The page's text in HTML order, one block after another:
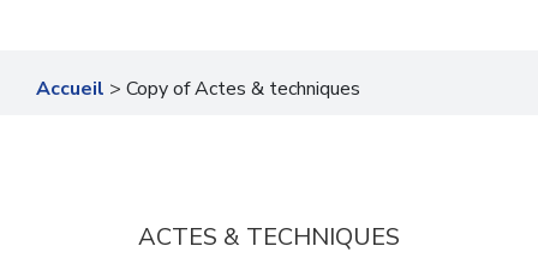
Accueil > Copy of Actes & techniques
ACTES & TECHNIQUES